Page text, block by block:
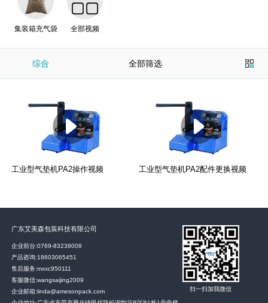
集装箱充气袋 全部视频
综合 全部筛选
工业型气垫机PA2操作视频 工业型气垫机PA2配件更换视频
广东艾美森包装科技有限公司
企业前台:0769-83238008
产品咨询:18603065451
售后服务:mxxc950111
客服微信:wangsaijing2009
企业邮箱:linda@amesonpack.com
扫一扫加我微信